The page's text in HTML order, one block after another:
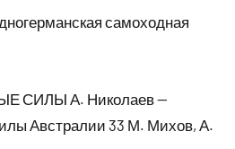
самоходная
СИЛЫ А. Николаев —
Австралии 33 М. Михов, А.